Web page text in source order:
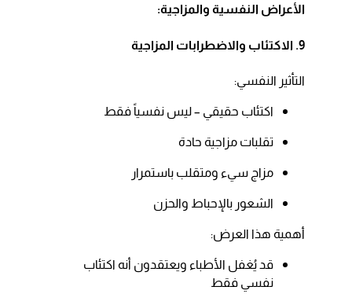
الأعراض النفسية والمزاجية:
9. الاكتئاب والاضطرابات المزاجية
التأثير النفسي:​
اكتئاب حقيقي – ليس نفسياً فقط​
تقلبات مزاجية حادة​
مزاج سيء ومتقلب باستمرار​
الشعور بالإحباط والحزن​
أهمية هذا العرض:​
قد يُغفل الأطباء ويعتقدون أنه اكتئاب
نفسي فقط​